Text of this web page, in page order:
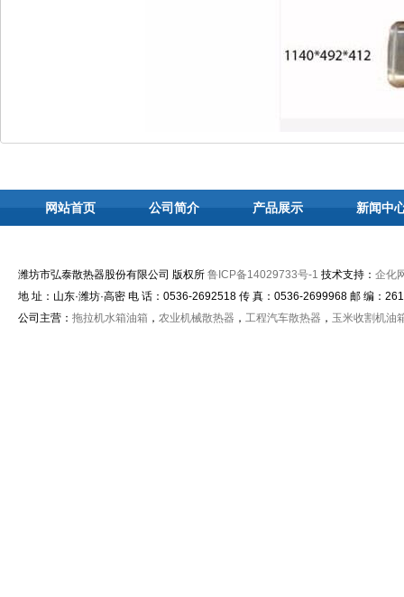
网站首页 公司简介 产品展示 新闻中
潍坊市弘泰散热器股份有限公司 版权所 鲁ICP备14029733号-1 技术支持： 企化
地 址：山东·潍坊·高密 电 话：0536-2692518 传 真：0536-2699968 邮 编：
公司主营： 拖拉机水箱油箱 ， 农业机械散热器 ， 工程汽车散热器 ， 玉米收割机油